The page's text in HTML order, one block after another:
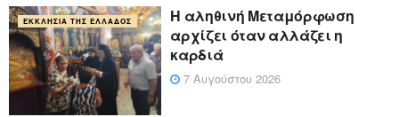
ΕΚΚΛΗΣΊΑ ΤΗΣ ΕΛΛΆΔΟΣ
Η αληθινή Μεταμόρφωση
αρχίζει όταν αλλάζει η
καρδιά
7 Αυγούστου 2026